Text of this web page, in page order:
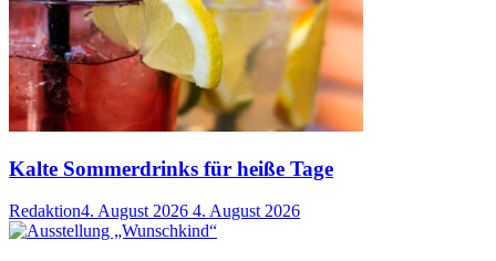
Kalte Sommerdrinks für heiße Tage
Redaktion4. August 2026 4. August 2026